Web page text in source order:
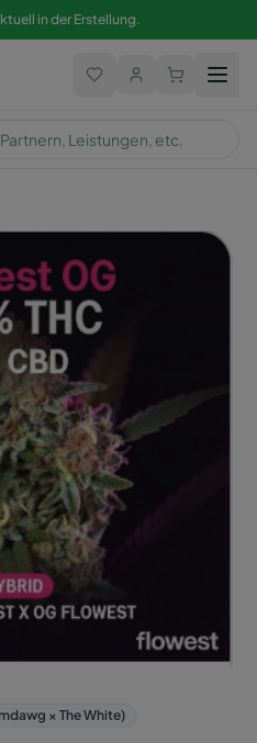
in der Erstellung.
× The White)